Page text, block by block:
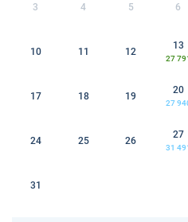
3 4 5 6
10 11 12
13
27
17 18 19
20
27
24 25 26
27
31
31